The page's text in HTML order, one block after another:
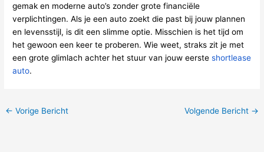
gemak en moderne auto’s zonder grote financiële
verplichtingen. Als je een auto zoekt die past bij jouw plannen
en levensstijl, is dit een slimme optie. Misschien is het tijd om
het gewoon een keer te proberen. Wie weet, straks zit je met
een grote glimlach achter het stuur van jouw eersteshortlease
auto.
← Vorige Bericht Volgende Bericht →